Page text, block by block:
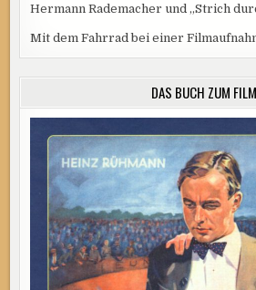
Hermann Rademacher und „Strich
Mit dem Fahrrad bei einer
DAS BUCH ZUM FILM